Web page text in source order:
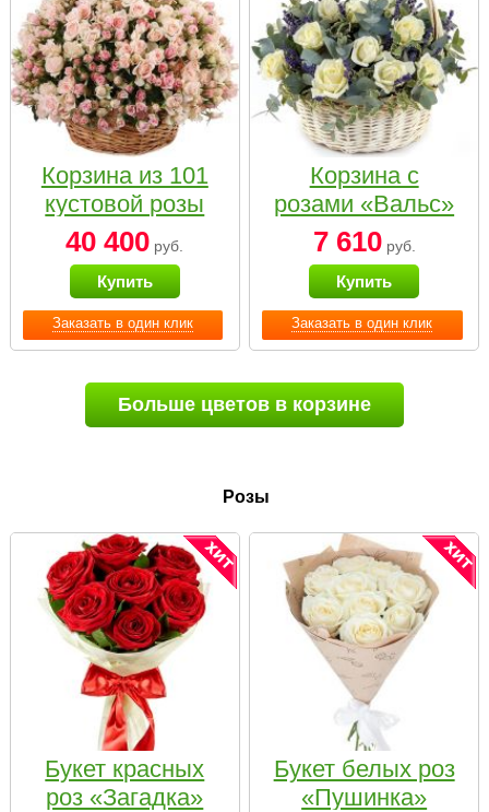
Заказать в один клик
Корзина из 101
кустовой розы
нежных тонов
40 400 руб.
Купить
Заказать в один клик
Корзина с
розами «Вальс»
7 610руб.
Купить
Больше цветов в корзине
Розы
Букет красных
роз «Загадка»
Букет белых роз
«Пушинка»